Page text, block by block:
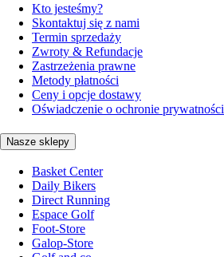
Kto jesteśmy?
Skontaktuj się z nami
Termin sprzedaży
Zwroty & Refundacje
Zastrzeżenia prawne
Metody płatności
Ceny i opcje dostawy
Oświadczenie o ochronie prywatności
Nasze sklepy
Basket Center
Daily Bikers
Direct Running
Espace Golf
Foot-Store
Galop-Store